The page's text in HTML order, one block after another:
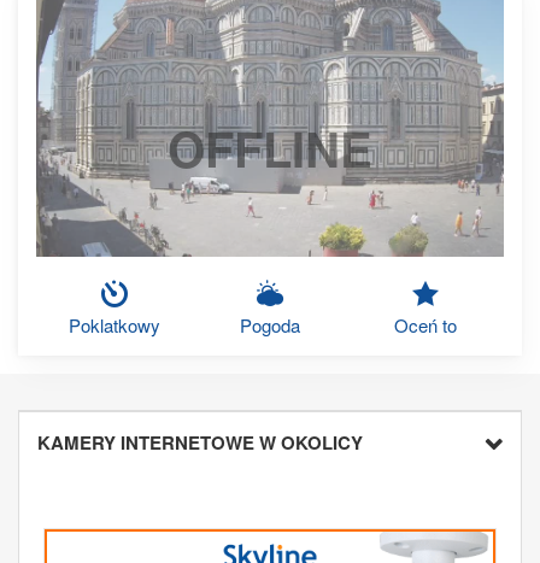
OFFLINE
Poklatkowy Pogoda Oceń to
KAMERY INTERNETOWE W OKOLICY